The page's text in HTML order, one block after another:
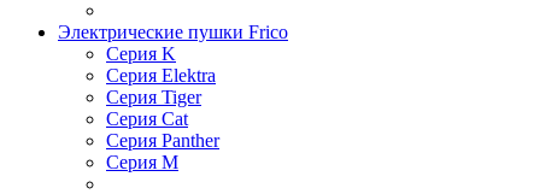
Электрические пушки Frico
Серия K
Серия Elektra
Серия Tiger
Серия Cat
Серия Panther
Серия M